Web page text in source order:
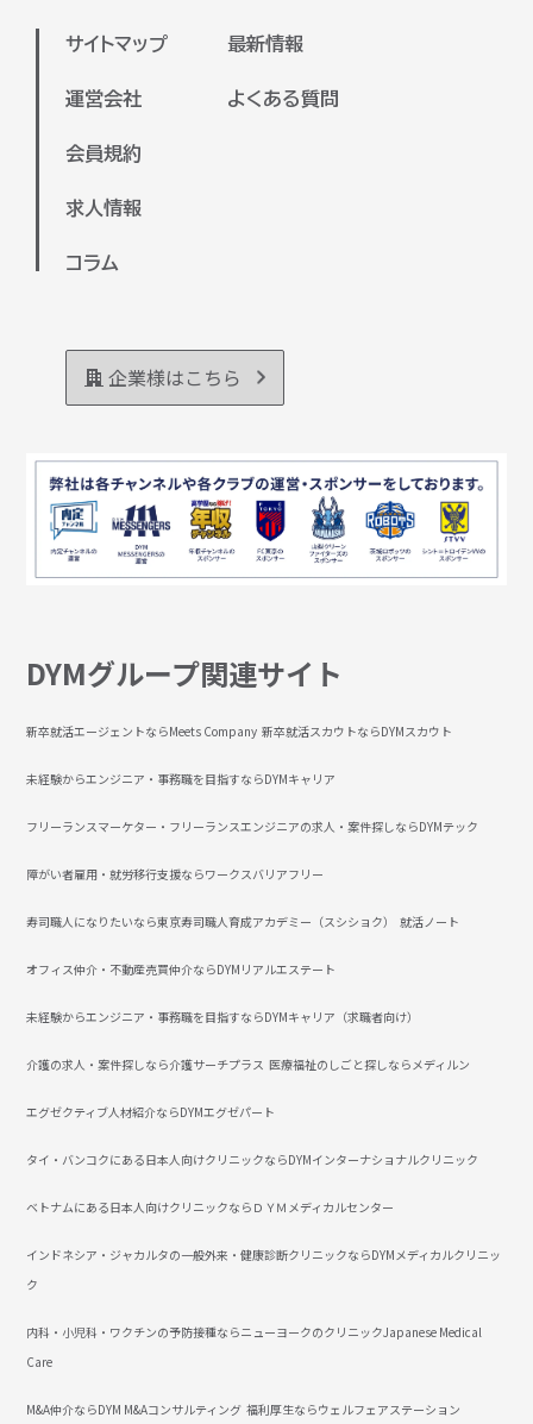
とで、より適した求人を見つけやすくな
一緒に、希望や目標を整理しながら進め
キャリアアドバイザーと面談していただ
いた上で、あなたに合った企業をご紹介
サイトマップ
運営会社
会員規約
求人情報
コラム
最新情報
よくある質問
企業様はこちら
DYMグループ関連サイト
新卒就活エージェントならMeets Company 新卒就活スカウトならDYMスカウト
未経験からエンジニア・事務職を目指すならDYMキャリア
フリーランスマーケター・フリーランスエンジニアの求人・案件探しならDYMテック
障がい者雇用・就労移行支援ならワークスバリアフリー
寿司職人になりたいなら東京寿司職人育成アカデミー（スシショク） 就活ノート
オフィス仲介・不動産売買仲介ならDYMリアルエステート
未経験からエンジニア・事務職を目指すならDYMキャリア（求職者向け）
介護の求人・案件探しなら介護サーチプラス 医療福祉のしごと探しならメディルン
エグゼクティブ人材紹介ならDYMエグゼパート
タイ・バンコクにある日本人向けクリニックならDYMインターナショナルクリニック
ベトナムにある日本人向けクリニックならＤＹＭメディカルセンター
インドネシア・ジャカルタの一般外来・健康診断クリニックならDYMメディカルクリニッ
ク
内科・小児科・ワクチンの予防接種ならニューヨークのクリニックJapanese Medical
Care
M&A仲介ならDYM M&Aコンサルティング 福利厚生ならウェルフェアステーション